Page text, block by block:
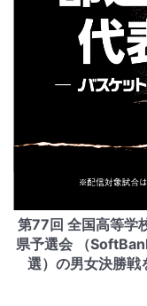
第77回 全国高等学
県予選会 （
選）の男女決勝戦